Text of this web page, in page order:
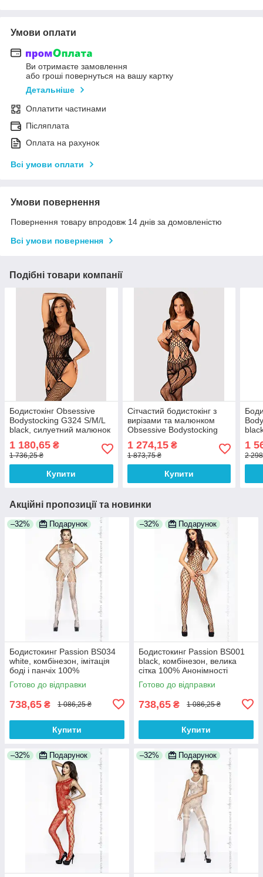
Умови оплати
Ви отримаєте замовлення
або гроші повернуться на вашу картку
Детальніше
Оплатити частинами
Післяплата
Оплата на рахунок
Всі умови оплати
Умови повернення
Повернення товару впродовж 14 днів за домовленістю
Всі умови повернення
Подібні товари компанії
Бодистокінг Obsessive
Bodystocking G324 S/M/L
black, силуетний малюнок
1 180,65 ₴
1 736,25 ₴
Купити
Сітчастий бодистокінг з
вирізами та малюнком
Obsessive Bodystocking
комбінезон
1 274,15₴
1 873,75 ₴
Купити
1
2
Акційні пропозиції та новинки
–32% Подарунок
Бодистокинг Passion BS034
white, комбінезон, імітація
боді і панчіх 100%
Анонімності
Готово до відправки
738,65 ₴ 1 086,25 ₴
Купити
–32% Подарунок
Бодистокинг Passion BS001
black, комбінезон, велика
сітка 100% Анонімності
Готово до відправки
738,65 ₴ 1 086,25 ₴
Купити
–32% Подарунок –32% Подарунок